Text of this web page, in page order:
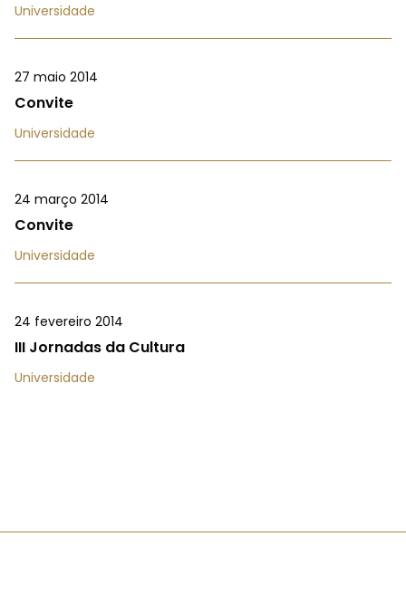
Universidade
27 maio 2014
Convite
Universidade
24 março 2014
Convite
Universidade
24 fevereiro 2014
III Jornadas da Cultura
Universidade